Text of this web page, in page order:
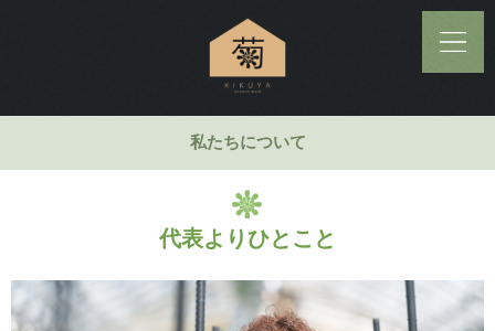
私たちについて
代表よりひとこと